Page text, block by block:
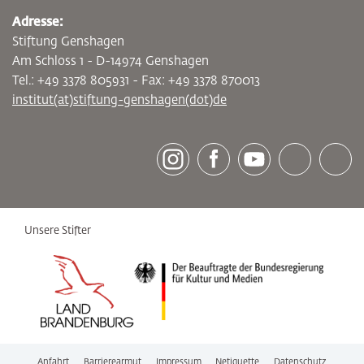
[socialLinksTitle]
Adresse:
Stiftung Genshagen
Am Schloss 1 - D-14974 Genshagen
Tel.: +49 3378 805931 - Fax: +49 3378 870013
institut(at)stiftung-genshagen(dot)de
Unsere Stifter
Anfahrt Barrierearmut Impressum Netiquette Datenschutz